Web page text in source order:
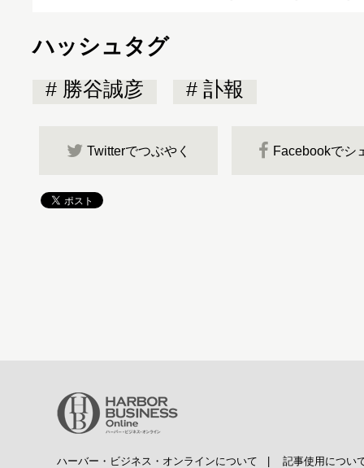
ハッシュタグ
勝谷誠彦 訃報
Twitterでつぶやく Facebookでシ
ハーバー・ビジネス・オンラインについて 記事使用につい